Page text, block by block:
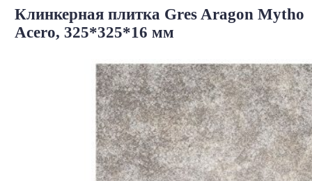
Клинкерная плитка Gres Aragon Mytho
Acero, 325*325*16 мм